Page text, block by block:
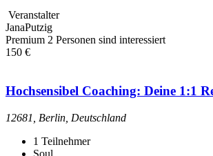
Veranstalter
JanaPutzig
Premium 2 Personen sind interessiert
150 €
Hochsensibel Coaching: Deine 1:1
12681, Berlin, Deutschland
1 Teilnehmer